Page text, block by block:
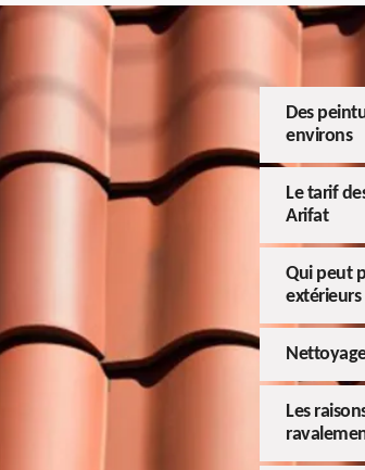
Des
environs
Le tarif
Arifat
Qui peut
extérieurs
Les